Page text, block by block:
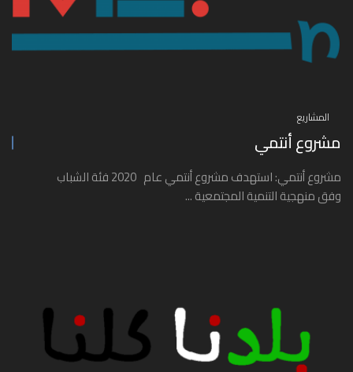
المشاريع
مشروع أنتمي
مشروع أنتمي: استهدف مشروع أنتمي عام 2020 فئة الشباب
وفق منهجية التنمية المجتمعية ...